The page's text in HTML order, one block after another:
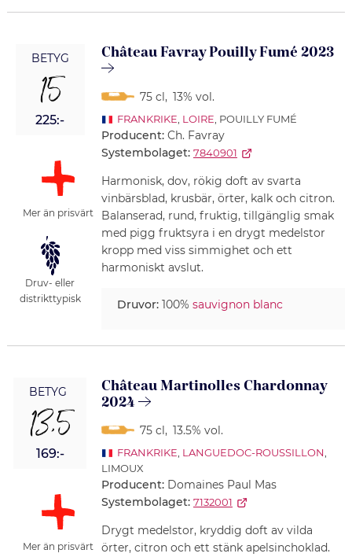
BETYG
15
225:-
Mer än prisvärt
Druv- eller
distrikttypisk
Château Favray Pouilly Fumé 2023
75 cl, 13% vol.
FRANKRIKE, LOIRE, POUILLY FUMÉ
Producent: Ch. Favray
Systembolaget: 7840901
Harmonisk, dov, rökig doft av svarta
vinbärsblad, krusbär, örter, kalk och citron.
Balanserad, rund, fruktig, tillgänglig smak
med pigg fruktsyra i en drygt medelstor
kropp med viss simmighet och ett
harmoniskt avslut.
Druvor:100% sauvignon blanc
BETYG
13,5
169:-
Mer än prisvärt
Château Martinolles Chardonnay
2024
75 cl, 13.5% vol.
FRANKRIKE, LANGUEDOC-ROUSSILLON,
LIMOUX
Producent: Domaines Paul Mas
Systembolaget: 7132001
Drygt medelstor, kryddig doft av vilda
örter, citron och ett stänk apelsinchoklad.